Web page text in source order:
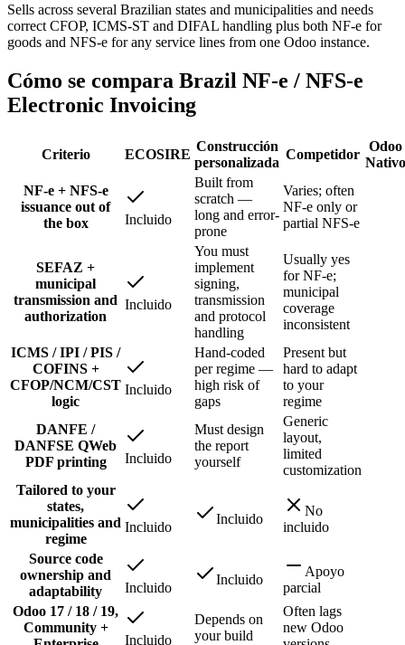
Sells across several Brazilian states and municipalities and needs
correct CFOP, ICMS-ST and DIFAL handling plus both NF-e for
goods and NFS-e for any service lines from one Odoo instance.
Cómo se compara Brazil NF-e / NFS-e
Electronic Invoicing
Criterio ECOSIRE
Construcción
personalizada
Competidor
Odoo
Nativo
NF-e + NFS-e
issuance out of
the box
Incluido
Built from
scratch —
long and error-
prone
Varies; often
NF-e only or
partial NFS-e
SEFAZ +
municipal
transmission and
authorization
Incluido
You must
implement
signing,
transmission
and protocol
handling
Usually yes
for NF-e;
municipal
coverage
inconsistent
ICMS / IPI / PIS /
COFINS +
CFOP/NCM/CST
logic
Incluido
Hand-coded
per regime —
high risk of
gaps
Present but
hard to adapt
to your
regime
DANFE /
DANFSE QWeb
PDF printing
Incluido
Must design
the report
yourself
Generic
layout,
limited
customization
Tailored to your
states,
municipalities and
regime
Incluido
Incluido
No
incluido
Source code
ownership and
adaptability
Incluido
Incluido
Apoyo
parcial
Odoo 17 / 18 / 19,
Community +
Incluido
Depends on
your build
Often lags
new Odoo